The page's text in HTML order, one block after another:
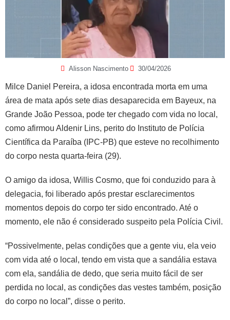
Alisson Nascimento 30/04/2026
Milce Daniel Pereira, a idosa encontrada morta em uma
área de mata após sete dias desaparecida em Bayeux, na
Grande João Pessoa, pode ter chegado com vida no local,
como afirmou Aldenir Lins, perito do Instituto de Polícia
Científica da Paraíba (IPC-PB) que esteve no recolhimento
do corpo nesta quarta-feira (29).
O amigo da idosa, Willis Cosmo, que foi conduzido para à
delegacia, foi liberado após prestar esclarecimentos
momentos depois do corpo ter sido encontrado. Até o
momento, ele não é considerado suspeito pela Polícia Civil.
“Possivelmente, pelas condições que a gente viu, ela veio
com vida até o local, tendo em vista que a sandália estava
com ela, sandália de dedo, que seria muito fácil de ser
perdida no local, as condições das vestes também, posição
do corpo no local”, disse o perito.